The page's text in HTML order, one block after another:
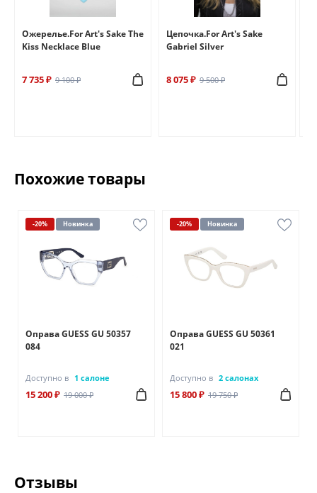
Ожерелье.For Art's Sake The
Kiss Necklace Blue
7 735 ₽ 9 100 ₽
Цепочка.For Art's Sake
Gabriel Silver
8 075 ₽ 9 500 ₽
Похожие товары
-20% Новинка
Оправа GUESS GU 50357
084
Доступно в 1 салоне
15 200 ₽ 19 000 ₽
-20% Новинка
Оправа GUESS GU 50361
021
Доступно в 2 салонах
15 800 ₽ 19 750 ₽
Отзывы